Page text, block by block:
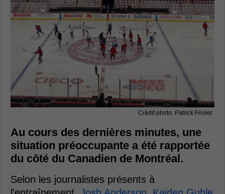
Crédit photo: Patrick Friolet
Au cours des dernières minutes, une
situation préoccupante a été rapportée
du côté du Canadien de Montréal.
Selon les journalistes présents à